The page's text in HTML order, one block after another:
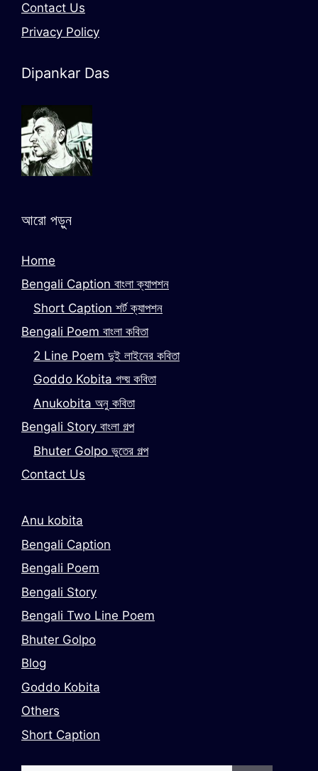
Contact Us
Privacy Policy
Dipankar Das
আরো পড়ুন
Home
Bengali Caption বাংলা ক্যাপশন
Short Caption শর্ট ক্যাপশন
Bengali Poem বাংলা কবিতা
2 Line Poem দুই লাইনের কবিতা
Goddo Kobita গদ্য় কবিতা
Anukobita অনু কবিতা
Bengali Story বাংলা গল্প
Bhuter Golpo ভুতের গল্প
Contact Us
Anu kobita
Bengali Caption
Bengali Poem
Bengali Story
Bengali Two Line Poem
Bhuter Golpo
Blog
Goddo Kobita
Others
Short Caption